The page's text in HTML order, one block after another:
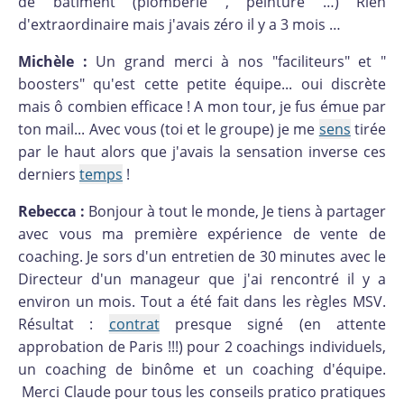
d'extraordinaire mais j'avais zéro il y a 3 mois …
Michèle : Un grand merci à nos "faciliteurs" et "
boosters" qu'est cette petite équipe... oui discrète
mais ô combien efficace ! A mon tour, je fus émue par
ton mail... Avec vous (toi et le groupe) je me sens tirée
par le haut alors que j'avais la sensation inverse ces
derniers temps !
Rebecca : Bonjour à tout le monde, Je tiens à partager
avec vous ma première expérience de vente de
coaching. Je sors d'un entretien de 30 minutes avec le
Directeur d'un manageur que j'ai rencontré il y a
environ un mois. Tout a été fait dans les règles MSV.
Résultat : contratpresque signé (en attente
approbation de Paris !!!) pour 2 coachings individuels,
un coaching de binôme et un coaching d'équipe.
Merci Claude pour tous les conseils pratico pratiques